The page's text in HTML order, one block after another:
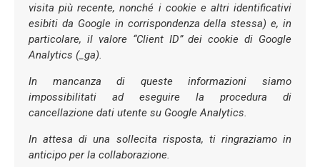
visita più recente, nonché i cookie e altri identificativi
esibiti da Google in corrispondenza della stessa) e, in
particolare, il valore “Client ID” dei cookie di Google
Analytics (_ga).
In mancanza di queste informazioni siamo
impossibilitati ad eseguire la procedura di
cancellazione dati utente su Google Analytics.
In attesa di una sollecita risposta, ti ringraziamo in
anticipo per la collaborazione.